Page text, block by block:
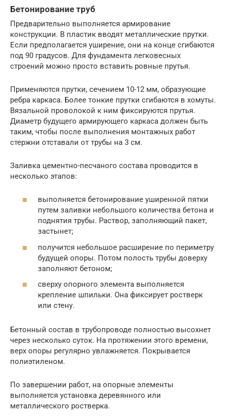
Бетонирование труб
Предварительно выполняется армирование
конструкции. В пластик вводят металлические прутки.
Если предполагается уширение, они на конце сгибаются
под 90 градусов. Для фундамента легковесных
строений можно просто вставить ровные прутья.
Применяются прутки, сечением 10-12 мм, образующие
ребра каркаса. Более тонкие прутки сгибаются в хомуты.
Вязальной проволокой к ним фиксируются прутья.
Диаметр будущего армирующего каркаса должен быть
таким, чтобы после выполнения монтажных работ
стержни отставали от трубы на 3 см.
Заливка цементно-песчаного состава проводится в
несколько этапов:
выполняется бетонирование уширенной пятки
путем заливки небольшого количества бетона и
поднятия трубы. Раствор, заполняющий пакет,
застынет;
получится небольшое расширение по периметру
будущей опоры. Потом полость трубы доверху
заполняют бетоном;
сверху опорного элемента выполняется
крепление шпильки. Она фиксирует ростверк
или стену.
Бетонный состав в трубопроводе полностью высохнет
через несколько суток. На протяжении этого времени,
верх опоры регулярно увлажняется. Покрывается
полиэтиленом.
По завершении работ, на опорные элементы
выполняется установка деревянного или
металлического ростверка.